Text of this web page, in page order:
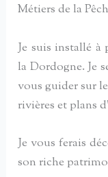
Métiers de la
Je suis installé
la Dordogne. Je
vous guider sur
rivières et plans
Je vous ferais
son riche